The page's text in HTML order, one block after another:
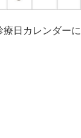
日カレンダーに